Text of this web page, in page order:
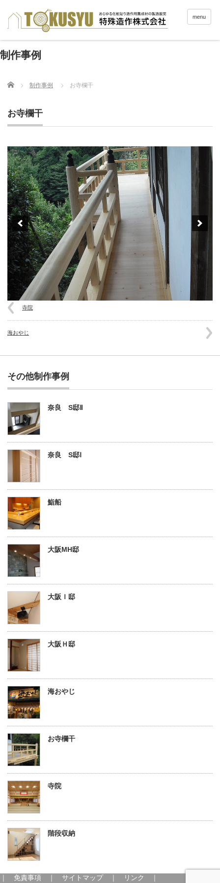
menu
制作事例
Home 制作事例 お寺欄干
お寺欄干
寺院
海おやじ
その他制作事例
奈良 S邸Ⅱ
奈良 S邸Ⅰ
鮨船
大阪MH邸
大阪Ｉ邸
大阪Ｈ邸
海おやじ
お寺欄干
寺院
階段収納
免責事項 サイトマップ｜ リンク